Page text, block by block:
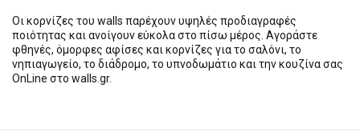
Οι κορνίζες του walls παρέχουν υψηλές προδιαγραφές
ποιότητας και ανοίγουν εύκολα στο πίσω μέρος. Αγοράστε
φθηνές, όμορφες αφίσες και κορνίζες για το σαλόνι, το
νηπιαγωγείο, το διάδρομο, το υπνοδωμάτιο και την κουζίνα σας
OnLine στο walls.gr.